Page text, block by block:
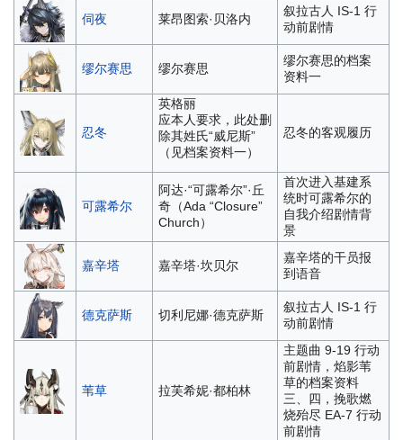
伺夜 莱昂图索·贝洛内
叙拉古人 IS-1 行
动前剧情
缪尔赛思 缪尔赛思
缪尔赛思的档案
资料一
忍冬
英格丽
应本人要求，此处删
除其姓氏“威尼斯”
（见档案资料一）
忍冬的客观履历
可露希尔
阿达·“可露希尔”·丘
奇（Ada “Closure”
Church）
首次进入基建系
统时可露希尔的
自我介绍剧情背
景
嘉辛塔 嘉辛塔·坎贝尔
嘉辛塔的干员报
到语音
德克萨斯 切利尼娜·德克萨斯
叙拉古人 IS-1 行
动前剧情
苇草 拉芙希妮·都柏林
主题曲 9-19 行动
前剧情，焰影苇
草的档案资料
三、四，挽歌燃
烧殆尽 EA-7 行动
前剧情